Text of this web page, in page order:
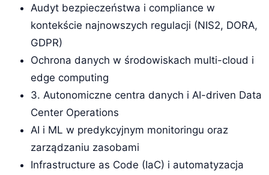
Audyt bezpieczeństwa i compliance w
kontekście najnowszych regulacji (NIS2, DORA,
GDPR)
Ochrona danych w środowiskach multi-cloud i
edge computing
3. Autonomiczne centra danych i AI-driven Data
Center Operations
AI i ML w predykcyjnym monitoringu oraz
zarządzaniu zasobami
Infrastructure as Code (IaC) i automatyzacja